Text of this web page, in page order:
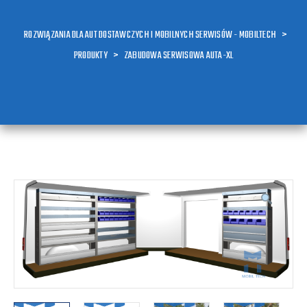
ROZWIĄZANIA DLA AUT DOSTAWCZYCH I MOBILNYCH SERWISÓW - MOBILTECH >
PRODUKTY > ZABUDOWA SERWISOWA AUTA-XL